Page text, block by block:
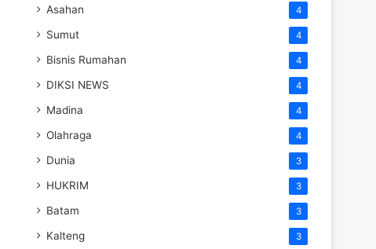
Asahan 4
Sumut 4
Bisnis Rumahan 4
DIKSI NEWS 4
Madina 4
Olahraga 4
Dunia 3
HUKRIM 3
Batam 3
Kalteng 3